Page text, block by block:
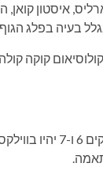
איסטון
בעיה בפלג הגוף
ו-5 יהיו בקולוסיאום
במידת הצורך,